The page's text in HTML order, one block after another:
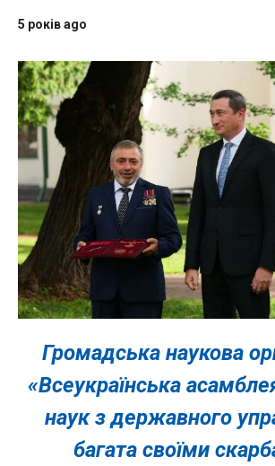
5 років ago
Громадська наукова
«Всеукраїнська
наук з державного
багата своїми